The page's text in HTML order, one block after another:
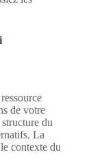
de votre
du
La
contexte du